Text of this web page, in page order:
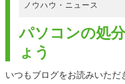
ノウハウ・ニュース
パソコンの処
ょう
いつもブログをお読みいただ